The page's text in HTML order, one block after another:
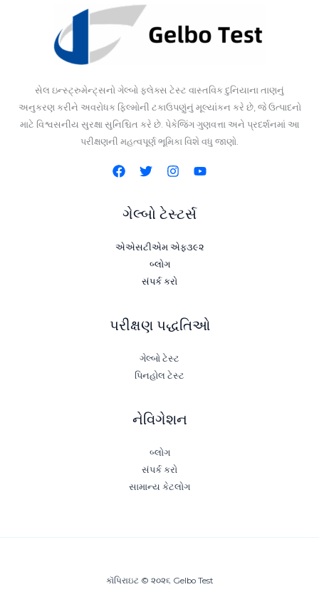
સેલ ઇન્સ્ટ્રુમેન્ટ્સનો ગેલ્બો ફ્લેક્સ ટેસ્ટ વાસ્તવિક દુનિયાના તાણનું
અનુકરણ કરીને અવરોધક ફિલ્મોની ટકાઉપણુંનું મૂલ્યાંકન કરે છે, જે ઉત્પાદનો
માટે વિશ્વસનીય સુરક્ષા સુનિશ્ચિત કરે છે. પેકેજિંગ ગુણવત્તા અને પ્રદર્શનમાં આ
પરીક્ષણની મહત્વપૂર્ણ ભૂમિકા વિશે વધુ જાણો.
ગેલ્બો ટેસ્ટર્સ
એએસટીએમ એફ૩૯૨
બ્લોગ
સંપર્ક કરો
પરીક્ષણ પદ્ધતિઓ
ગેલ્બો ટેસ્ટ
પિનહોલ ટેસ્ટ
નેવિગેશન
બ્લોગ
સંપર્ક કરો
સામાન્ય કેટલોગ
કૉપિરાઇટ © ૨૦૨૬ Gelbo Test